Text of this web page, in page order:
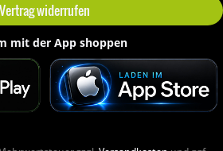
Vertrag widerrufen
mit der App shoppen